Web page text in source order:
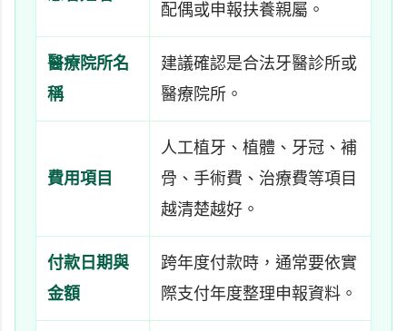
配偶或申報扶養親屬。
醫療院所名
稱
建議確認是合法牙醫診所或
醫療院所。
費用項目
人工植牙、植體、牙冠、補
骨、手術費、治療費等項目
越清楚越好。
付款日期與
金額
跨年度付款時，通常要依實
際支付年度整理申報資料。